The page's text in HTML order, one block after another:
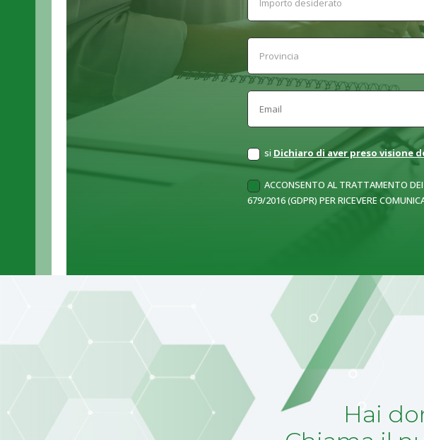
si Dichiaro di aver preso visione
ACCONSENTO AL TRATTAMENTO
679/2016 (GDPR) PER RICEVERE
Hai